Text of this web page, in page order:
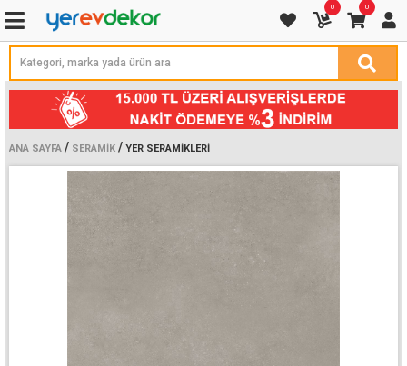
0 0
ANA SAYFA / SERAMIK / YER SERAMIKLERI